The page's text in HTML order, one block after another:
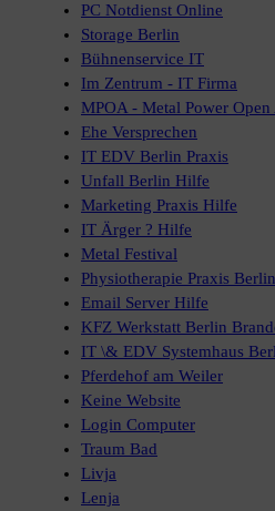
PC Notdienst Online
Storage Berlin
Bühnenservice IT
Im Zentrum - IT Firma
MPOA - Metal Power
Ehe Versprechen
IT EDV Berlin Praxis
Unfall Berlin Hilfe
Marketing Praxis Hilfe
IT Ärger ? Hilfe
Metal Festival
Physiotherapie Praxis
Email Server Hilfe
KFZ Werkstatt Berlin
IT \& EDV Systemhaus
Pferdehof am Weiler
Keine Website
Login Computer
Traum Bad
Livja
Lenja